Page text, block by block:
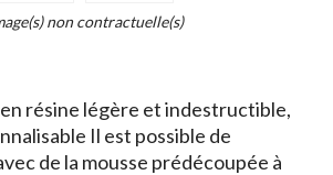
non contractuelle(s)
résine légère et indestructible,
Il est possible de
de la mousse prédécoupée à